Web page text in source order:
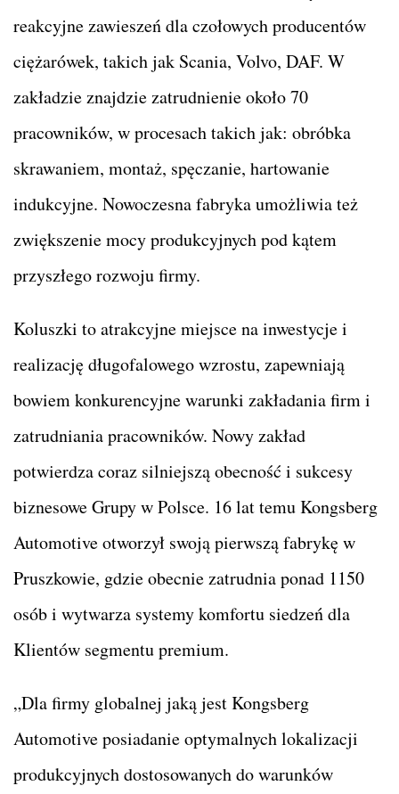
reakcyjne zawieszeń dla czołowych producentów
ciężarówek, takich jak Scania, Volvo, DAF. W
zakładzie znajdzie zatrudnienie około 70
pracowników, w procesach takich jak: obróbka
skrawaniem, montaż, spęczanie, hartowanie
indukcyjne. Nowoczesna fabryka umożliwia też
zwiększenie mocy produkcyjnych pod kątem
przyszłego rozwoju firmy.
Koluszki to atrakcyjne miejsce na inwestycje i
realizację długofalowego wzrostu, zapewniają
bowiem konkurencyjne warunki zakładania firm i
zatrudniania pracowników. Nowy zakład
potwierdza coraz silniejszą obecność i sukcesy
biznesowe Grupy w Polsce. 16 lat temu Kongsberg
Automotive otworzył swoją pierwszą fabrykę w
Pruszkowie, gdzie obecnie zatrudnia ponad 1150
osób i wytwarza systemy komfortu siedzeń dla
Klientów segmentu premium.
„Dla firmy globalnej jaką jest Kongsberg
Automotive posiadanie optymalnych lokalizacji
produkcyjnych dostosowanych do warunków